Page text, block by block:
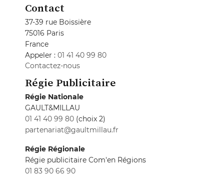
Contact
37-39 rue Boissière
75016 Paris
France
Appeler : 01 41 40 99 80
Contactez-nous
Régie Publicitaire
Régie Nationale
GAULT&MILLAU
01 41 40 99 80 (choix 2)
partenariat@gaultmillau.fr
Régie Régionale
Régie publicitaire Com'en Régions
01 83 90 66 90